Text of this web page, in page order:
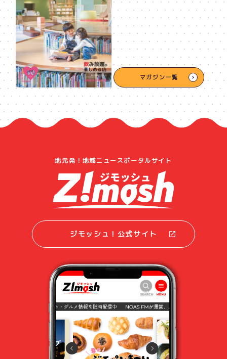
マガジン一覧
地元発！地域ニュースポータルサイト
ジモッシュ！公式サイト